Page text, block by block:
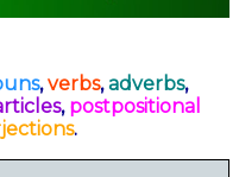
,verbs,adverbs,
, postpositional
.